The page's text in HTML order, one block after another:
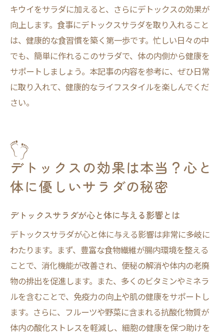
キウイをサラダに加えると、さらにデトックスの効果が
向上します。食事にデトックスサラダを取り入れること
は、健康的な食習慣を築く第一歩です。忙しい日々の中
でも、簡単に作れるこのサラダで、体の内側から健康を
サポートしましょう。本記事の内容を参考に、ぜひ日常
に取り入れて、健康的なライフスタイルを楽しんでくだ
さい。
デトックスの効果は本当？心と
体に優しいサラダの秘密
デトックスサラダが心と体に与える影響とは
デトックスサラダが心と体に与える影響は非常に多岐に
わたります。まず、豊富な食物繊維が腸内環境を整える
ことで、消化機能が改善され、便秘の解消や体内の老廃
物の排出を促進します。また、多くのビタミンやミネラ
ルを含むことで、免疫力の向上や肌の健康をサポートし
ます。さらに、フルーツや野菜に含まれる抗酸化物質が
体内の酸化ストレスを軽減し、細胞の健康を保つ助けを